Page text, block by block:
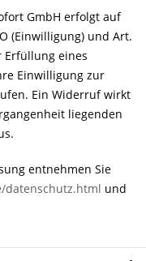
GmbH erfolgt auf
(Einwilligung) und Art.
Erfüllung eines
Einwilligung zur
Ein Widerruf wirkt
liegenden
entnehmen Sie
datenschutz.html und